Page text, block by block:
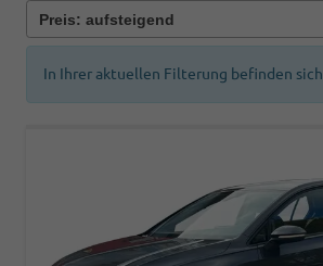
In Ihrer aktuellen Filterung befinden sich